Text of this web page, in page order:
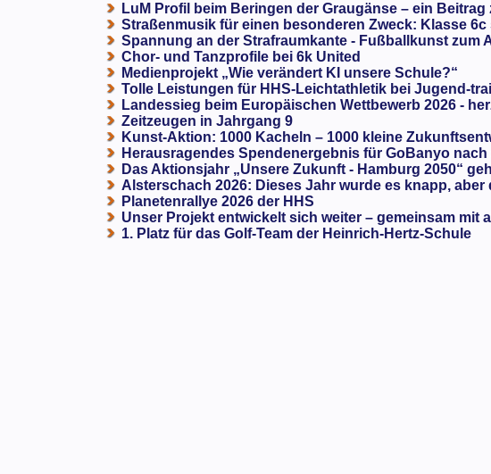
LuM Profil beim Beringen der Graugänse – ein
Straßenmusik für einen besonderen Zweck: Klasse
Spannung an der Strafraumkante - Fußballkunst zum
Chor- und Tanzprofile bei 6k United
Medienprojekt „Wie verändert KI unsere Schule?“
Tolle Leistungen für HHS-Leichtathletik bei Jugend-
Landessieg beim Europäischen Wettbewerb 2026 -
Zeitzeugen in Jahrgang 9
Kunst-Aktion: 1000 Kacheln – 1000 kleine
Herausragendes Spendenergebnis für GoBanyo
Das Aktionsjahr „Unsere Zukunft - Hamburg 2050“
Alsterschach 2026: Dieses Jahr wurde es knapp,
Planetenrallye 2026 der HHS
Unser Projekt entwickelt sich weiter – gemeinsam mit
1. Platz für das Golf-Team der Heinrich-Hertz-Schule